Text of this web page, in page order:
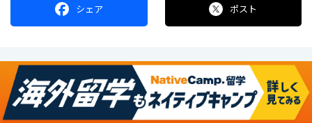
シェア ポスト